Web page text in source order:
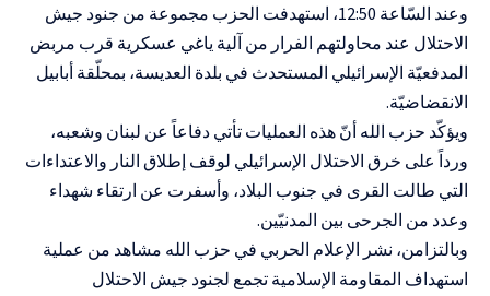
وعند السّاعة 12:50، استهدفت الحزب مجموعة من جنود جيش
الاحتلال عند محاولتهم الفرار من آلية ياغي عسكرية قرب مربض
المدفعيّة الإسرائيلي المستحدث في بلدة العديسة، بمحلّقة أبابيل
الانقضاضيّة.
ويؤكّد حزب الله أنّ هذه العمليات تأتي دفاعاً عن لبنان وشعبه،
ورداً على خرق الاحتلال الإسرائيلي لوقف إطلاق النار والاعتداءات
التي طالت القرى في جنوب البلاد، وأسفرت عن ارتقاء شهداء
وعدد من الجرحى بين المدنيّين.
وبالتزامن، نشر الإعلام الحربي في حزب الله مشاهد من عملية
استهداف المقاومة الإسلامية تجمع لجنود جيش الاحتلال